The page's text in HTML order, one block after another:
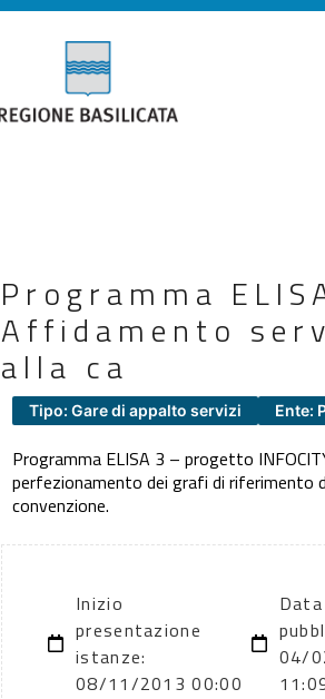
Programma
Affidamento
alla ca
Tipo: Gare di appalto servizi Ente:
Programma ELISA 3 – progetto
perfezionamento dei grafi di riferimento
convenzione.
Inizio
presentazione
istanze:
08/11/2013 00:00
04/